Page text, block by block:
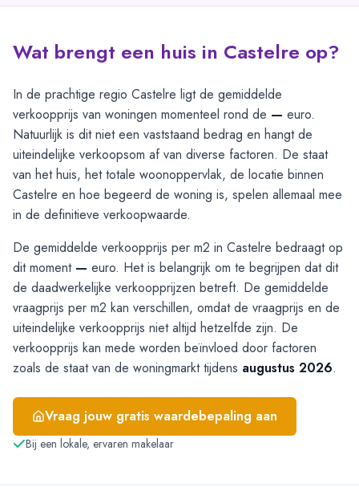
Wat brengt een huis in Castelre op?
In de prachtige regio Castelre ligt de gemiddelde
verkoopprijs van woningen momenteel rond de — euro.
Natuurlijk is dit niet een vaststaand bedrag en hangt de
uiteindelijke verkoopsom af van diverse factoren. De staat
van het huis, het totale woonoppervlak, de locatie binnen
Castelre en hoe begeerd de woning is, spelen allemaal mee
in de definitieve verkoopwaarde.
De gemiddelde verkoopprijs per m2 in Castelre bedraagt op
dit moment — euro. Het is belangrijk om te begrijpen dat dit
de daadwerkelijke verkoopprijzen betreft. De gemiddelde
vraagprijs per m2 kan verschillen, omdat de vraagprijs en de
uiteindelijke verkoopprijs niet altijd hetzelfde zijn. De
verkoopprijs kan mede worden beïnvloed door factoren
zoals de staat van de woningmarkt tijdens augustus 2026.
Vraag jouw gratis waardebepaling aan
Bij een lokale, ervaren makelaar